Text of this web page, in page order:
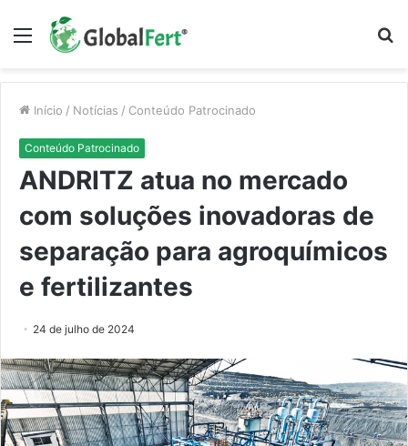
Menu
Início / Notícias / Conteúdo Patrocinado
Conteúdo Patrocinado
ANDRITZ atua no mercado
com soluções inovadoras de
separação para agroquímicos
e fertilizantes
24 de julho de 2024